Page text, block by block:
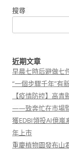
搜尋
近期文章
早晨七時后避做七
“一個步驟千年”有
【疫情防控】高
——致奔忙在市場
獲EDBI領投AI億
年上市
重慶植物園發布山